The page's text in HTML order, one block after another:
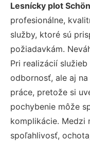
Lesnícky plot
profesionálne,
služby, ktoré sú
požiadavkám.
Pri realizácií
odbornosť, ale aj
práce, pretože si
pochybenie môže
komplikácie. Medzi
spoľahlivosť,